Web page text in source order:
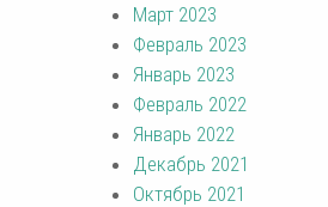
Март 2023
Февраль 2023
Январь 2023
Февраль 2022
Январь 2022
Декабрь 2021
Октябрь 2021